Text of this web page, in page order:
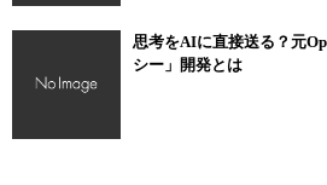
思考をAIに直接送る？元
シー」開発とは